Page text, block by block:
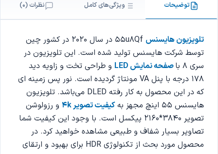
توضیحات ویژگی‌های کامل نظرات (0)
تلویزیون هایسنس
55u8Qf در سال 2020 در کشور چین
توسط شرکت هایسنس تولید شده است. این تلویزیون در
سری 8 با
صفحه نمایش LED
و طراحی تخت و زاویه دید
178 درجه با پنل VA مونتاژ گردیده است. نور پس زمینه ای
که در این محصول به کار رفته DLED می‌باشد. تلویزیون
هایسنس 55 اینچ مجهز به
کیفیت تصویر 4k
و رزولوشن
تصویر 3840*2160 پیکسل است. با وجود این کیفیت شما
تصاویر بسیار شفاف و طبیعی مشاهده خواهید کرد. در
محصول مورد بحث از تکنولوژی HDR برای بهبود و ارتقای